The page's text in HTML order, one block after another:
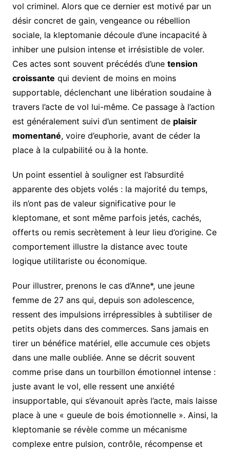
vol criminel. Alors que ce dernier est motivé par un
désir concret de gain, vengeance ou rébellion
sociale, la kleptomanie découle d’une incapacité à
inhiber une pulsion intense et irrésistible de voler.
Ces actes sont souvent précédés d’une tension
croissante qui devient de moins en moins
supportable, déclenchant une libération soudaine à
travers l’acte de vol lui-même. Ce passage à l’action
est généralement suivi d’un sentiment de plaisir
momentané, voire d’euphorie, avant de céder la
place à la culpabilité ou à la honte.
Un point essentiel à souligner est l’absurdité
apparente des objets volés : la majorité du temps,
ils n’ont pas de valeur significative pour le
kleptomane, et sont même parfois jetés, cachés,
offerts ou remis secrètement à leur lieu d’origine. Ce
comportement illustre la distance avec toute
logique utilitariste ou économique.
Pour illustrer, prenons le cas d’Anne*, une jeune
femme de 27 ans qui, depuis son adolescence,
ressent des impulsions irrépressibles à subtiliser de
petits objets dans des commerces. Sans jamais en
tirer un bénéfice matériel, elle accumule ces objets
dans une malle oubliée. Anne se décrit souvent
comme prise dans un tourbillon émotionnel intense :
juste avant le vol, elle ressent une anxiété
insupportable, qui s’évanouit après l’acte, mais laisse
place à une « gueule de bois émotionnelle ». Ainsi, la
kleptomanie se révèle comme un mécanisme
complexe entre pulsion, contrôle, récompense et